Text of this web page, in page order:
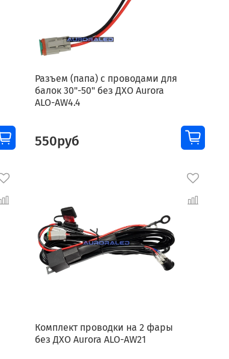
Разъем (папа) с проводами для
балок 30"-50" без ДХО Aurora
ALO-AW4.4
550руб
Комплект проводки на 2 фары
без ДХО Aurora ALO-AW21